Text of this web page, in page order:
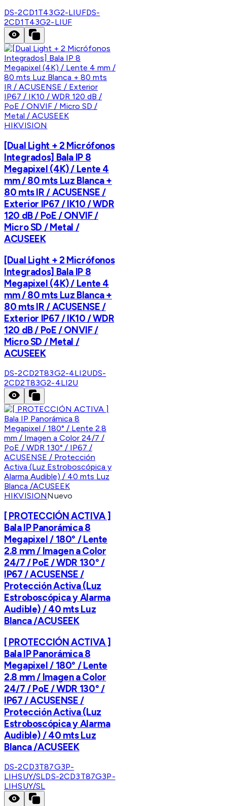
DS-2CD1T43G2-LIUFDS-
2CD1T43G2-LIUF
HIKVISION
[Dual Light + 2 Micrófonos
Integrados] Bala IP 8
Megapixel (4K) / Lente 4
mm / 80 mts Luz Blanca +
80 mts IR / ACUSENSE /
Exterior IP67 / IK10 / WDR
120 dB / PoE / ONVIF /
Micro SD / Metal /
ACUSEEK
[Dual Light + 2 Micrófonos
Integrados] Bala IP 8
Megapixel (4K) / Lente 4
mm / 80 mts Luz Blanca +
80 mts IR / ACUSENSE /
Exterior IP67 / IK10 / WDR
120 dB / PoE / ONVIF /
Micro SD / Metal /
ACUSEEK
DS-2CD2T83G2-4LI2UDS-
2CD2T83G2-4LI2U
HIKVISIONNuevo
[ PROTECCIÓN ACTIVA ]
Bala IP Panorámica 8
Megapixel / 180° / Lente
2.8 mm / Imagen a Color
24/7 / PoE / WDR 130° /
IP67 / ACUSENSE /
Protección Activa (Luz
Estroboscópica y Alarma
Audible) / 40 mts Luz
Blanca /ACUSEEK
[ PROTECCIÓN ACTIVA ]
Bala IP Panorámica 8
Megapixel / 180° / Lente
2.8 mm / Imagen a Color
24/7 / PoE / WDR 130° /
IP67 / ACUSENSE /
Protección Activa (Luz
Estroboscópica y Alarma
Audible) / 40 mts Luz
Blanca /ACUSEEK
DS-2CD3T87G3P-
LIHSUY/SLDS-2CD3T87G3P-
LIHSUY/SL